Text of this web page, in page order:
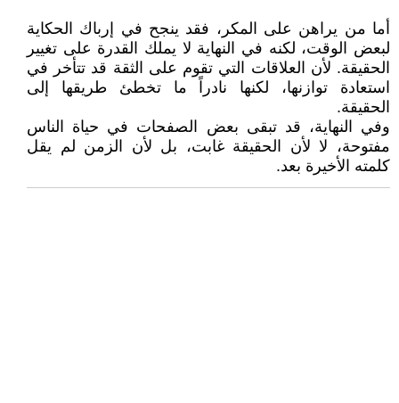
أما من يراهن على المكر، فقد ينجح في إرباك الحكاية
لبعض الوقت، لكنه في النهاية لا يملك القدرة على تغيير
الحقيقة. لأن العلاقات التي تقوم على الثقة قد تتأخر في
استعادة توازنها، لكنها نادراً ما تخطئ طريقها إلى
الحقيقة.
وفي النهاية، قد تبقى بعض الصفحات في حياة الناس
مفتوحة، لا لأن الحقيقة غابت، بل لأن الزمن لم يقل
كلمته الأخيرة بعد.